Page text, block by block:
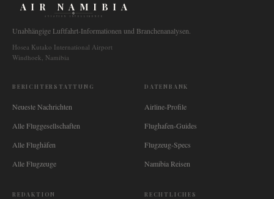
AIR NAMIBIA
AVIATION INTELLIGENCE
Unabhängige Luftfahrt-Informationen und Branchenanalysen.
Hosea Kutako International Airport
Windhoek, Namibia
BERICHTERSTATTUNG
Neueste Nachrichten
Alle Fluggesellschaften
Alle Flughäfen
Alle Flugzeuge
DATENBANK
Airline-Profile
Flughafen-Guides
Flugzeug-Specs
Namibia Reisen
REDAKTION RECHTLICHES